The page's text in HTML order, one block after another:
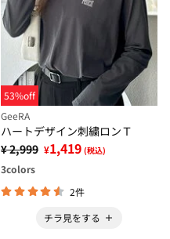
53%off
GeeRA
ハートデザイン刺繍ロンＴ
¥ 2,999 ¥1,419 (税込)
3colors
2件
チラ見をする